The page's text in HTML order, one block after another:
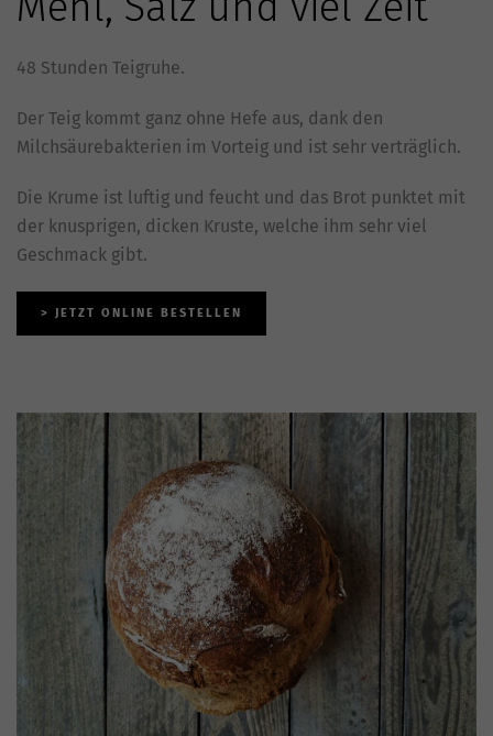
48 Stunden Teigruhe.
Der Teig kommt ganz ohne Hefe aus, dank den
Milchsäurebakterien im Vorteig und ist sehr verträglich.
Die Krume ist luftig und feucht und das Brot punktet mit
der knusprigen, dicken Kruste, welche ihm sehr viel
Geschmack gibt.
> JETZT ONLINE BESTELLEN